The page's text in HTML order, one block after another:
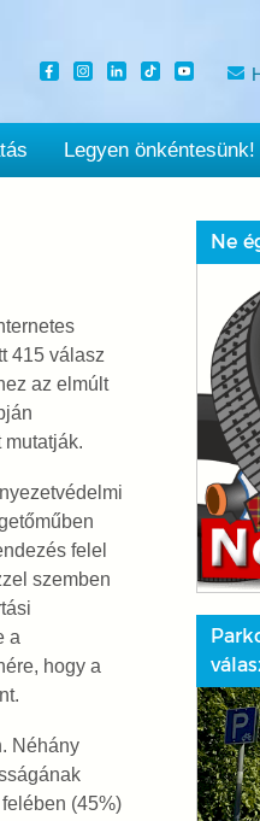
Legyen önkéntesünk!
415 válasz
az elmúlt
felel
szemben
a
hogy a
Néhány
(45%)
Ne